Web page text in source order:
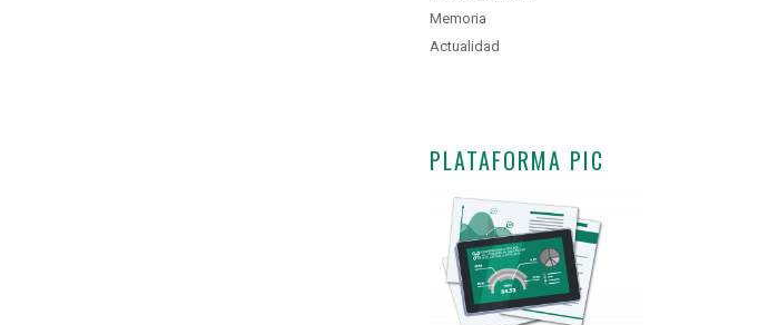
Memoria
Actualidad
PLATAFORMA PIC